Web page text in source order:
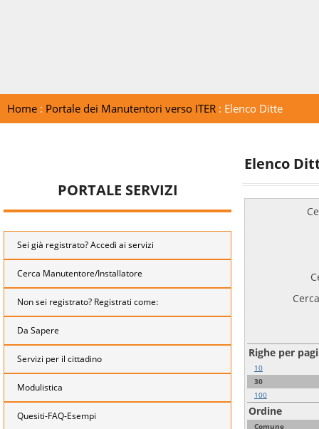
Home: Portale dei Manutentori verso ITER: Elenco Ditte
PORTALE SERVIZI
Sei già registrato? Accedi ai servizi
Cerca Manutentore/Installatore
Non sei registrato? Registrati come:
Da Sapere
Servizi per il cittadino
Modulistica
Quesiti-FAQ-Esempi
Elenco
Righe per
10
30
100
Ordine
Comune